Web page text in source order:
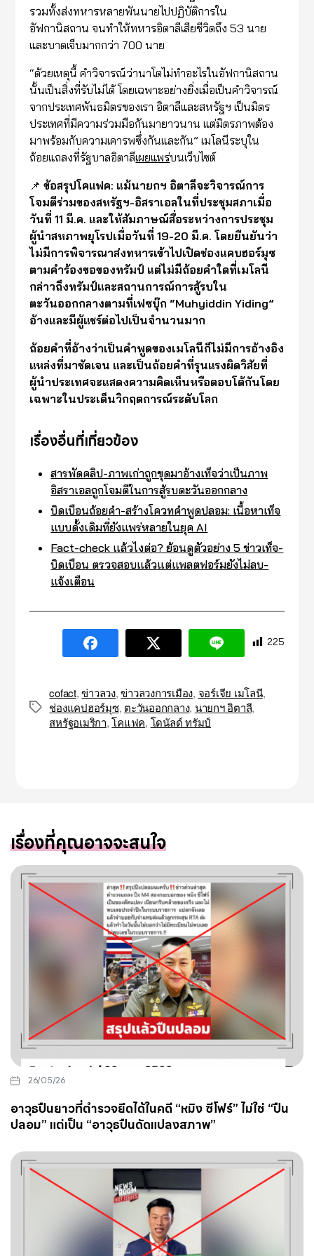
รวมทั้งส่งทหารหลายพันนายไปปฏิบัติการใน
อัฟกานิสถาน จนทำให้ทหารอิตาลีเสียชีวิตถึง 53 นาย
และบาดเจ็บมากกว่า 700 นาย
“ด้วยเหตุนี้ คำวิจารณ์ว่านาโตไม่ทำอะไรในอัฟกานิสถาน
นั้นเป็นสิ่งที่รับไม่ได้ โดยเฉพาะอย่างยิ่งเมื่อเป็นคำวิจารณ์
จากประเทศพันธมิตรของเรา อิตาลีและสหรัฐฯ เป็นมิตร
ประเทศที่มีความร่วมมือกันมายาวนาน แต่มิตรภาพต้อง
มาพร้อมกับความเคารพซึ่งกันและกัน” เมโลนีระบุใน
ถ้อยแถลงที่รัฐบาลอิตาลีเผยแพร่บนเว็บไซต์
📌ข้อสรุปโคแฟค: แม้นายกฯ อิตาลีจะวิจารณ์การ
โจมตีร่วมของสหรัฐฯ-อิสราเอลในที่ประชุมสภาเมื่อ
วันที่ 11 มี.ค. และให้สัมภาษณ์สื่อระหว่างการประชุม
ผู้นำสหภาพยุโรปเมื่อวันที่ 19-20 มี.ค. โดยยืนยันว่า
ไม่มีการพิจารณาส่งทหารเข้าไปเปิดช่องแคบฮอร์มุซ
ตามคำร้องขอของทรัมป์ แต่ไม่มีถ้อยคำใดที่เมโลนี
กล่าวถึงทรัมป์และสถานการณ์การสู้รบใน
ตะวันออกกลางตามที่เฟซบุ๊ก “Muhyiddin Yiding”
อ้างและมีผู้แชร์ต่อไปเป็นจำนวนมาก
ถ้อยคำที่อ้างว่าเป็นคำพูดของเมโลนีก็ไม่มีการอ้างอิง
แหล่งที่มาชัดเจน และเป็นถ้อยคำที่รุนแรงผิดวิสัยที่
ผู้นำประเทศจะแสดงความคิดเห็นหรือตอบโต้กันโดย
เฉพาะในประเด็นวิกฤตการณ์ระดับโลก
เรื่องอื่นที่เกี่ยวข้อง
สารพัดคลิป-ภาพเก่าถูกขุดมาอ้างเท็จว่าเป็นภาพ
อิสราเอลถูกโจมตีในการสู้รบตะวันออกกลาง
บิดเบือนถ้อยคำ-สร้างโควทคำพูดปลอม: เนื้อหาเท็จ
แบบดั้งเดิมที่ยังแพร่หลายในยุค AI
Fact-check แล้วไงต่อ? ย้อนดูตัวอย่าง 5 ข่าวเท็จ-
บิดเบือน ตรวจสอบแล้วแต่แพลตฟอร์มยังไม่ลบ-
แจ้งเตือน
225
Tags
cofact,ข่าวลวง,ข่าวลวงการเมือง, จอร์เจีย เมโลนี,
ช่องแคปฮอร์มุซ, ตะวันออกกลาง, นายกฯ อิตาลี,
สหรัฐอเมริกา,โคแฟค, โดนัลด์ ทรัมป์
เรื่องที่คุณอาจจะสนใจ
26/05/26
อาวุธปืนยาวที่ตำรวจยึดได้ในคดี “หมิง ซีโฟร์” ไม่ใช่ “ปืน
ปลอม” แต่เป็น “อาวุธปืนดัดแปลงสภาพ”